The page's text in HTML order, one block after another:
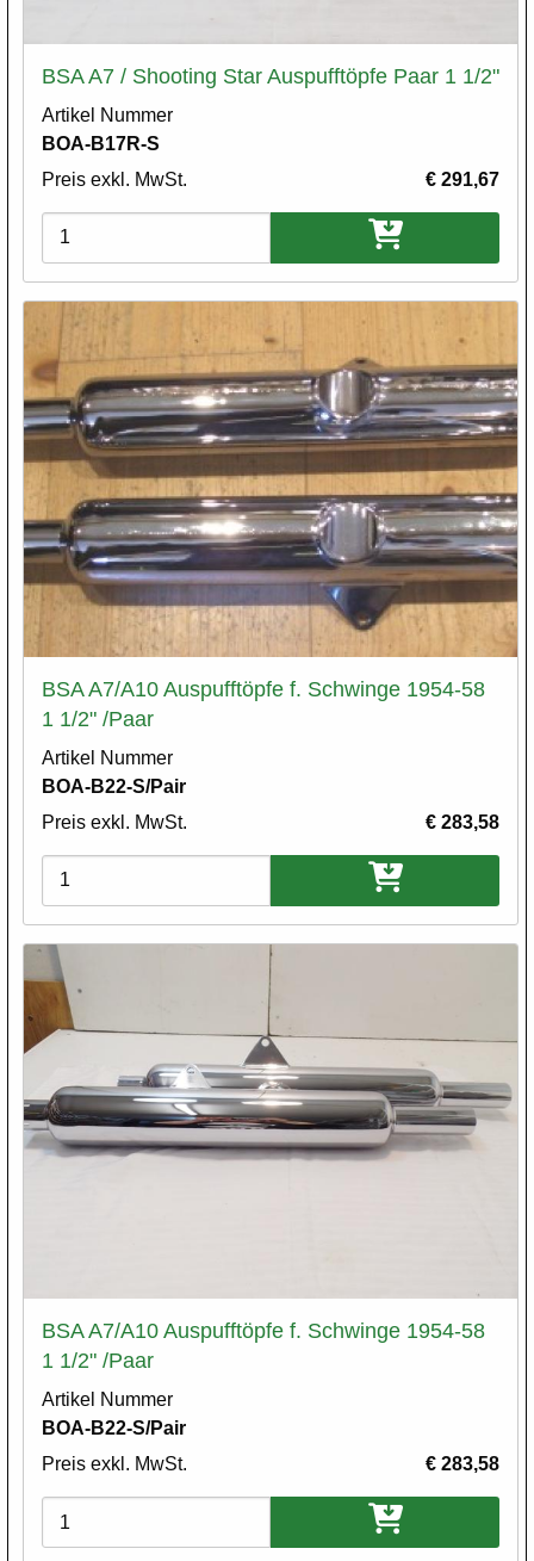
BSA A7 / Shooting Star Auspufftöpfe Paar 1 1/2"
Artikel Nummer
BOA-B17R-S
Preis exkl. MwSt.
€ 291,67
Varianten
BSA A7/A10 Auspufftöpfe f. Schwinge 1954-58
1 1/2" /Paar
Artikel Nummer
BOA-B22-S/Pair
Preis exkl. MwSt.
€ 283,58
Varianten
BSA A7/A10 Auspufftöpfe f. Schwinge 1954-58
1 1/2" /Paar
Artikel Nummer
BOA-B22-S/Pair
Preis exkl. MwSt.
€ 283,58
Varianten